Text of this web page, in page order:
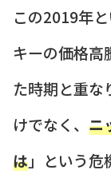
この2019年
キーの価格高
た時期と重な
けでなく、 ニ
は」という